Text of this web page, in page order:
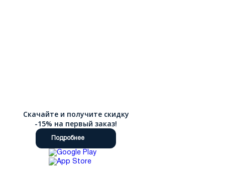
Скачайте и получите скидку
-15% на первый заказ!
Подробнее